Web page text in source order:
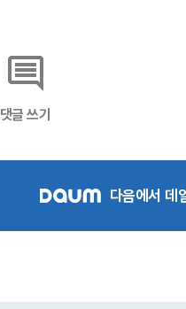
댓글 쓰기
다음에서 데